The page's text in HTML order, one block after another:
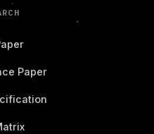
Paper